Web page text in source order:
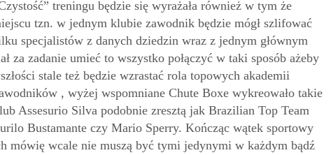
treningu będzie się wyrażała również w tym że
tzn. w jednym klubie zawodnik będzie mógł szlifować
specjalistów z danych dziedzin wraz z jednym głównym
za zadanie umieć to wszystko połączyć w taki sposób ażeby
stale też będzie wzrastać rola topowych akademii
, wyżej wspomniane Chute Boxe wykreowało takie
Assesurio Silva podobnie zresztą jak Brazilian Top Team
Bustamante czy Mario Sperry. Kończąc wątek sportowy
mówię wcale nie muszą być tymi jedynymi w każdym bądź